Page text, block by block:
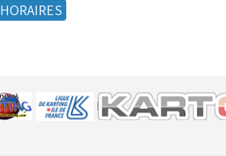
HORAIRES